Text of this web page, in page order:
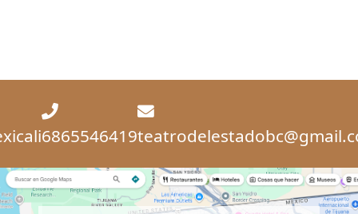
6865546419